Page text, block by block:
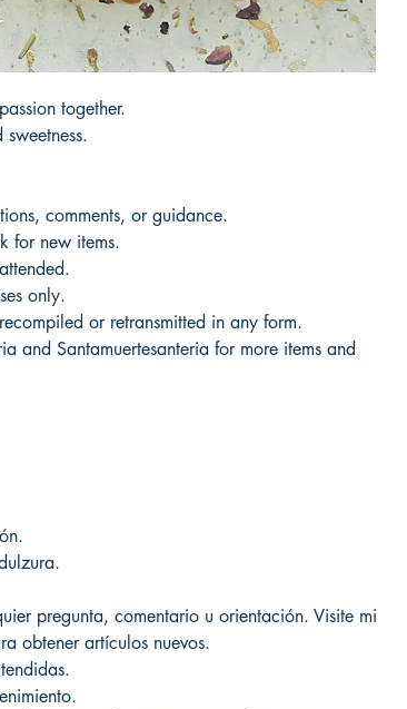
together.
comments, or guidance.
for new items.
only.
or retransmitted in any form.
and Santamuertesanteria for more items and
pregunta, comentario u orientación. Visite mi
obtener artículos nuevos.